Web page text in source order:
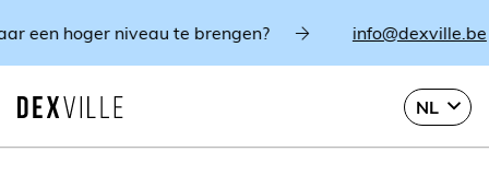
hoger niveau te brengen? info@dexville.be
NL